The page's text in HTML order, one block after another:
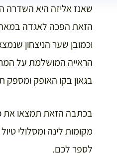
וכמובן שער הניצחון
הראייה המושלמת על
בגאון בקו האופק ומספק
מקומות לינה ומסלולי
לספר לכם.